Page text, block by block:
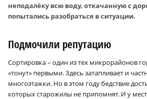
неподалёку всю воду, откачанную с
попытались разобраться в ситуации.
Подмочили репутацию
Сортировка – один из тех микрорайонов
«тонут» первыми. Здесь затапливает и
многоэтажки. Но в этом году бедствие
которых старожилы не припомнят. И у